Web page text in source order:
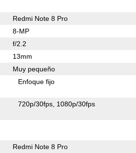
Redmi Note 8 Pro
8-MP
f/2.2
13mm
Muy pequeño
Enfoque fijo
720p/30fps 1080p/30fps
Redmi Note 8 Pro